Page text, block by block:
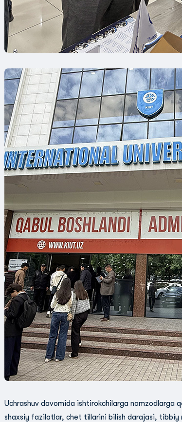
Uchrashuv davomida ishtirokchilarga nomzodlarga
shaxsiy fazilatlar, chet tillarini bilish darajasi, tibbiy